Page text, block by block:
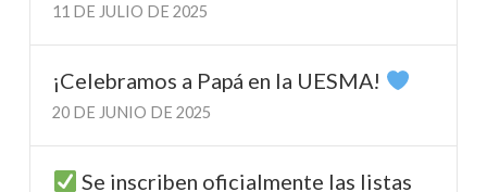
11 DE JULIO DE 2025
¡Celebramos a Papá en la UESMA!
20 DE JUNIO DE 2025
Se inscriben oficialmente las listas